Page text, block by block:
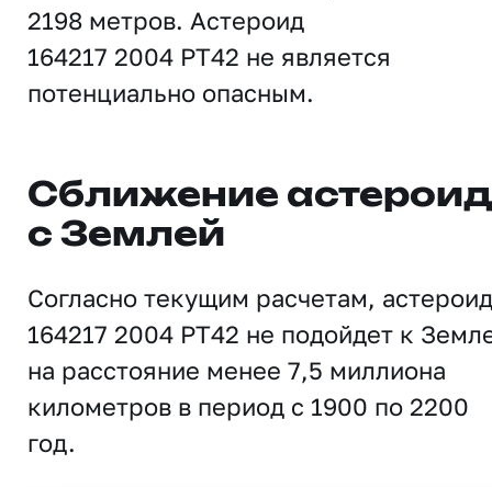
2198 метров. Астероид
164217 2004 PT42 не является
потенциально опасным.
Сближение
с Землей
Согласно текущим расчетам, астероид
164217 2004 PT42 не подойдет к
на расстояние менее 7,5 миллиона
километров в период с 1900 по 2200
год.